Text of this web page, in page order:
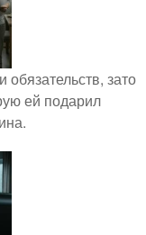
зато
ей подарил